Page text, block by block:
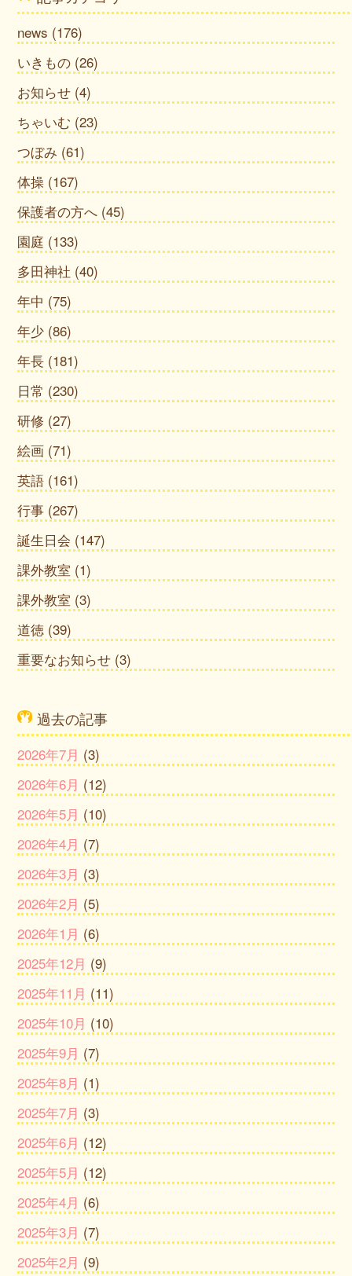
news (176)
いきもの (26)
お知らせ (4)
ちゃいむ (23)
つぼみ (61)
体操 (167)
保護者の方へ (45)
園庭 (133)
多田神社 (40)
年中 (75)
年少 (86)
年長 (181)
日常 (230)
研修 (27)
絵画 (71)
英語 (161)
行事 (267)
誕生日会 (147)
課外教室 (1)
課外教室 (3)
道徳 (39)
重要なお知らせ (3)
過去の記事
2026年7月 (3)
2026年6月 (12)
2026年5月 (10)
2026年4月 (7)
2026年3月 (3)
2026年2月 (5)
2026年1月 (6)
2025年12月 (9)
2025年11月 (11)
2025年10月 (10)
2025年9月 (7)
2025年8月 (1)
2025年7月 (3)
2025年6月 (12)
2025年5月 (12)
2025年4月 (6)
2025年3月 (7)
2025年2月 (9)